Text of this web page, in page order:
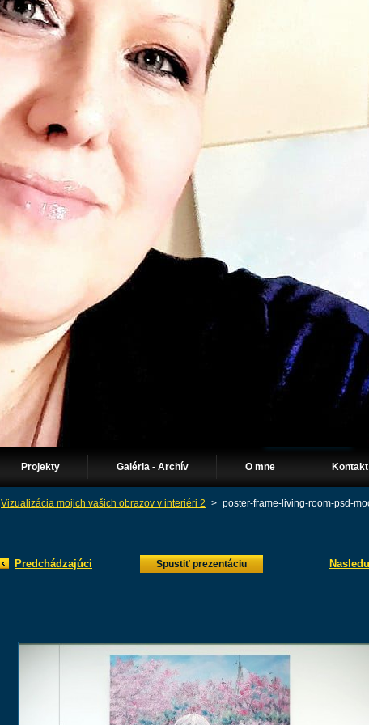
Projekty Galéria - Archív O mne Kontakt
Vizualizácia mojich vašich obrazov v interiéri 2 > poster-frame-living-room-psd-
Predchádzajúci Spustiť prezentáciu